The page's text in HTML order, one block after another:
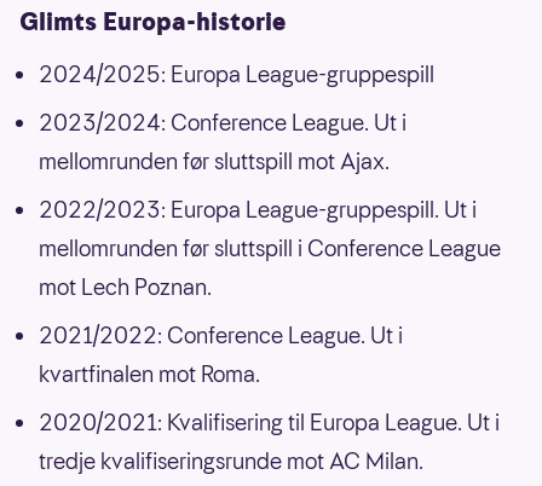
Glimts Europa-historie
2024/2025: Europa League-gruppespill
2023/2024: Conference League. Ut i
mellomrunden før sluttspill mot Ajax.
2022/2023: Europa League-gruppespill. Ut i
mellomrunden før sluttspill i Conference League
mot Lech Poznan.
2021/2022: Conference League. Ut i
kvartfinalen mot Roma.
2020/2021: Kvalifisering til Europa League. Ut i
tredje kvalifiseringsrunde mot AC Milan.